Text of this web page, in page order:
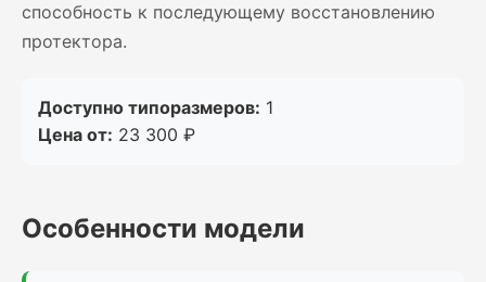
способность к последующему восстановлению
протектора.
Доступно типоразмеров: 1
Цена от: 23 300 ₽
Особенности модели